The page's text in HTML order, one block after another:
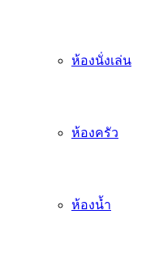
ห้องนั่งเล่น
ห้องครัว
ห้องน้ำ